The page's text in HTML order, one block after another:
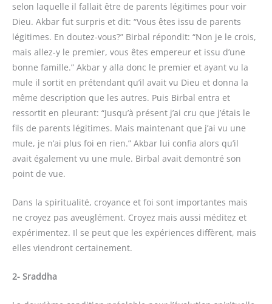
selon laquelle il fallait être de parents légitimes pour voir
Dieu. Akbar fut surpris et dit: “Vous êtes issu de parents
légitimes. En doutez-vous?” Birbal répondit: “Non je le crois,
mais allez-y le premier, vous êtes empereur et issu d’une
bonne famille.” Akbar y alla donc le premier et ayant vu la
mule il sortit en prétendant qu’il avait vu Dieu et donna la
même description que les autres. Puis Birbal entra et
ressortit en pleurant: “Jusqu’à présent j’ai cru que j’étais le
fils de parents légitimes. Mais maintenant que j’ai vu une
mule, je n’ai plus foi en rien.” Akbar lui confia alors qu’il
avait également vu une mule. Birbal avait demontré son
point de vue.
Dans la spiritualité, croyance et foi sont importantes mais
ne croyez pas aveuglément. Croyez mais aussi méditez et
expérimentez. Il se peut que les expériences diffèrent, mais
elles viendront certainement.
2- Sraddha